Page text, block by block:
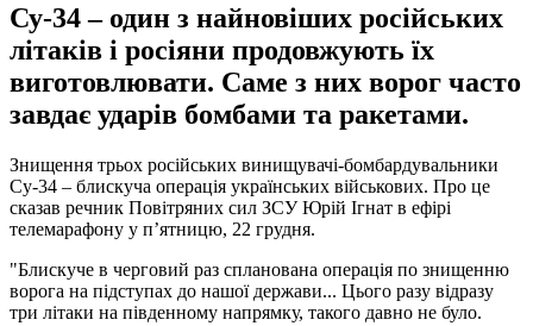
Су-34 – один з найновіших російських
літаків і росіяни продовжують їх
виготовлювати. Саме з них ворог часто
завдає ударів бомбами та ракетами.
Знищення трьох російських винищувачі-бомбардувальники
Су-34 – блискуча операція українських військових. Про це
сказав речник Повітряних сил ЗСУ Юрій Ігнат в ефірі
телемарафону у п’ятницю, 22 грудня.
"Блискуче в черговий раз спланована операція по знищенню
ворога на підступах до нашої держави... Цього разу відразу
три літаки на південному напрямку, такого давно не було.